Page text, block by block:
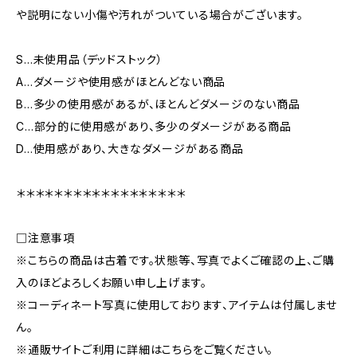
や説明にない小傷や汚れがついている場合がございます。
S…未使用品（デッドストック）
A…ダメージや使用感がほとんどない商品
B…多少の使用感があるが、ほとんどダメージのない商品
C…部分的に使用感があり、多少のダメージがある商品
D…使用感があり、大きなダメージがある商品
＊＊＊＊＊＊＊＊＊＊＊＊＊＊＊＊＊＊
□注意事項
※こちらの商品は古着です。状態等、写真でよくご確認の上、ご購
入のほどよろしくお願い申し上げます。
※コーディネート写真に使用しております、アイテムは付属しませ
ん。
※通販サイトご利用に詳細はこちらをご覧ください。